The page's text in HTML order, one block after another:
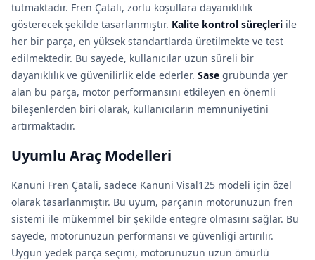
tutmaktadır. Fren Çatali, zorlu koşullara dayanıklılık
gösterecek şekilde tasarlanmıştır. Kalite kontrol süreçleri ile
her bir parça, en yüksek standartlarda üretilmekte ve test
edilmektedir. Bu sayede, kullanıcılar uzun süreli bir
dayanıklılık ve güvenilirlik elde ederler. Sase grubunda yer
alan bu parça, motor performansını etkileyen en önemli
bileşenlerden biri olarak, kullanıcıların memnuniyetini
artırmaktadır.
Uyumlu Araç Modelleri
Kanuni Fren Çatali, sadece Kanuni Visal125 modeli için özel
olarak tasarlanmıştır. Bu uyum, parçanın motorunuzun fren
sistemi ile mükemmel bir şekilde entegre olmasını sağlar. Bu
sayede, motorunuzun performansı ve güvenliği artırılır.
Uygun yedek parça seçimi, motorunuzun uzun ömürlü